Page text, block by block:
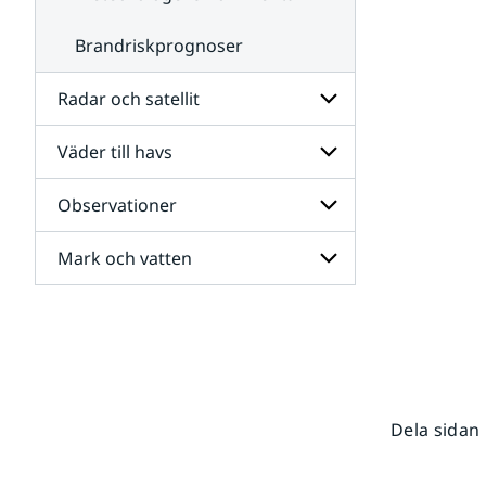
Brandriskprognoser
Radar och satellit
Undersidor
för
Radar
och
satellit
Väder till havs
Undersidor
för
Väder
till
havs
Observationer
Undersidor
för
Mark och vatten
Dela sidan